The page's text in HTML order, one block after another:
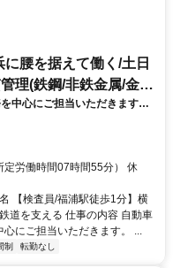
に腰を据えて働く/土日
理(鉄鋼/非鉄金属/金属
中心にご担当いただきます。
りに製品が仕上がっているか
労働時間07時間55分） 休
【検査員/福浦駅徒歩1分】横
道を支える 仕事の内容 自動車
にご担当いただきます。 ...
制 転勤なし